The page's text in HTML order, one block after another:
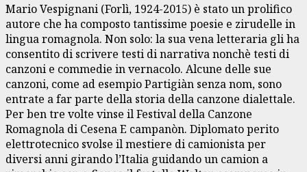
Mario Vespignani (Forlì, 1924-2015) è stato un prolifico
autore che ha composto tantissime poesie e zirudelle in
lingua romagnola. Non solo: la sua vena letteraria gli ha
consentito di scrivere testi di narrativa nonchè testi di
canzoni e commedie in vernacolo. Alcune delle sue
canzoni, come ad esempio Partigiàn senza nom, sono
entrate a far parte della storia della canzone dialettale.
Per ben tre volte vinse il Festival della Canzone
Romagnola di Cesena E campanòn. Diplomato perito
elettrotecnico svolse il mestiere di camionista per
diversi anni girando l’Italia guidando un camion a